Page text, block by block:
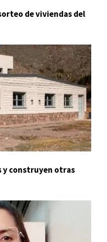
de viviendas del
y construyen otras